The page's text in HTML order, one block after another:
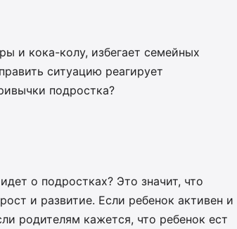
и кока-колу, избегает семейных
ситуацию реагирует
подростка?
о подростках? Это значит, что
и развитие. Если ребенок активен и
родителям кажется, что ребенок ест